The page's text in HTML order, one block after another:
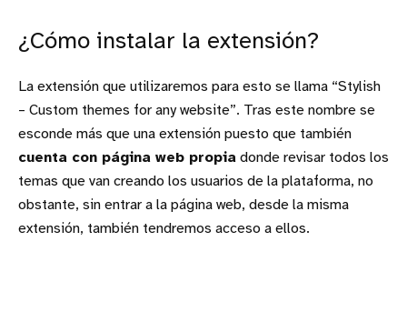
¿Cómo instalar la extensión?
La extensión que utilizaremos para esto se llama “Stylish
– Custom themes for any website”. Tras este nombre se
esconde más que una extensión puesto que también
cuenta con página web propia donde revisar todos los
temas que van creando los usuarios de la plataforma, no
obstante, sin entrar a la página web, desde la misma
extensión, también tendremos acceso a ellos.